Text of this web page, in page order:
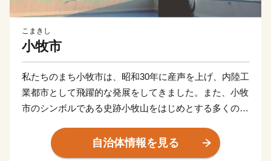
こまきし
小牧市
私たちのまち小牧市は、昭和30年に産声を上げ、内陸工
業都市として飛躍的な発展をしてきました。また、小牧
市のシンボルである史跡小牧山をはじめとする多くの歴
自治体情報を見る